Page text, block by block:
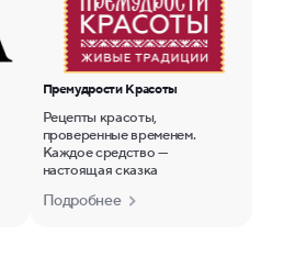
Премудрости Красоты
Рецепты красоты,
проверенные временем.
Каждое средство —
настоящая сказка
Подробнее